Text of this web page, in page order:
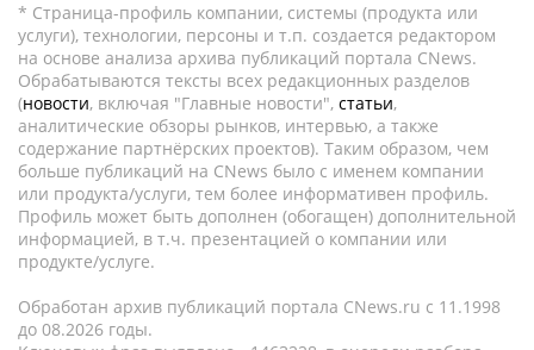
* Страница-профиль компании, системы (продукта или
услуги), технологии, персоны и т.п. создается редактором
на основе анализа архива публикаций портала CNews.
Обрабатываются тексты всех редакционных разделов
(новости, включая "Главные новости", статьи,
аналитические обзоры рынков, интервью, а также
содержание партнёрских проектов). Таким образом, чем
больше публикаций на CNews было с именем компании
или продукта/услуги, тем более информативен профиль.
Профиль может быть дополнен (обогащен) дополнительной
информацией, в т.ч. презентацией о компании или
продукте/услуге.
Обработан архив публикаций портала CNews.ru c 11.1998
до 08.2026 годы.